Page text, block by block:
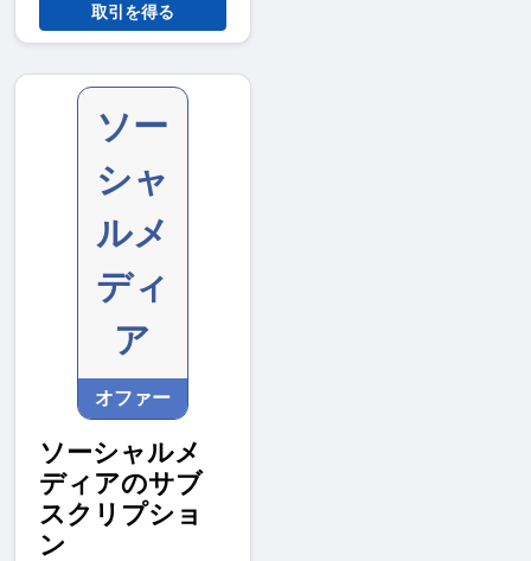
取引を得る
ソー
シャ
ルメ
ディ
ア
オファー
ソーシャルメ
ディアのサブ
スクリプショ
ン